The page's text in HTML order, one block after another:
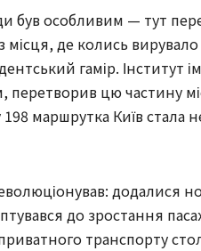
особливим — тут
де колись
гамір. Інститут
перетворив цю частину
маршрутка Київ стала
додалися
до зростання
транспорту